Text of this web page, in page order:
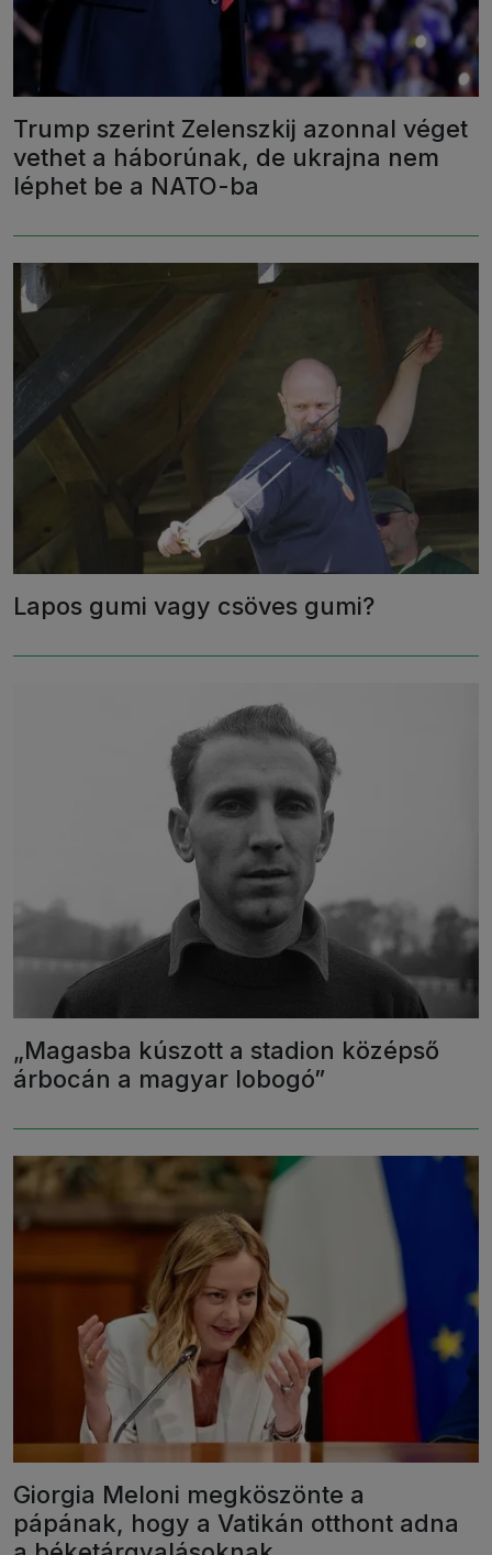
Trump szerint Zelenszkij azonnal véget
vethet a háborúnak, de ukrajna nem
léphet be a NATO-ba
Lapos gumi vagy csöves gumi?
„Magasba kúszott a stadion középső
árbocán a magyar lobogó”
Giorgia Meloni megköszönte a
pápának, hogy a Vatikán otthont adna